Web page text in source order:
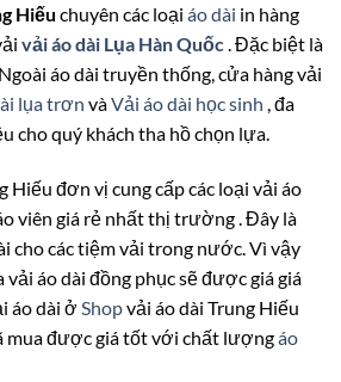
Hiếu chuyên các loại áo dài in hàng
vải áo dài Lụa Hàn Quốc . Đặc biệt là
. Ngoài áo dài truyền thống, cửa hàng vải
lụa trơn vàVải áo dài học sinh , đa
cho quý khách tha hồ chọn lựa.
Hiếu đơn vị cung cấp các loại vải áo
viên giá rẻ nhất thị trường . Đây là
cho các tiệm vải trong nước. Vì vậy
áo dài đồng phục sẽ được giá giá
áo dài ở Shopvải áo dài Trung Hiếu
mua được giá tốt với chất lượngáo